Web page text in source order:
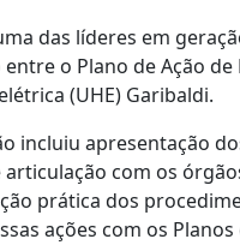
das líderes em
o Plano de Ação de
(UHE) Garibaldi.
incluiu apresentação
com os
prática dos
ações com os